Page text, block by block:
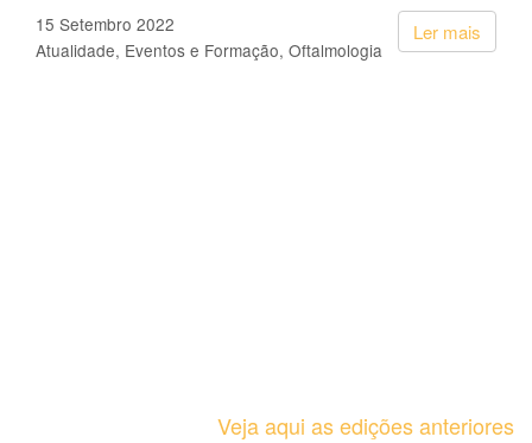
Ler mais
15 Setembro 2022
Atualidade Eventos e Formação Oftalmologia
Veja aqui as edições anteriores